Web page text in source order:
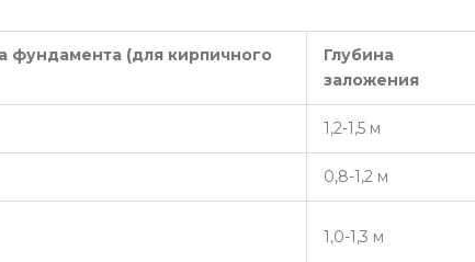
(для кирпичного
Глубина
заложения
1,2-1,5 м
0,8-1,2 м
1,0-1,3 м